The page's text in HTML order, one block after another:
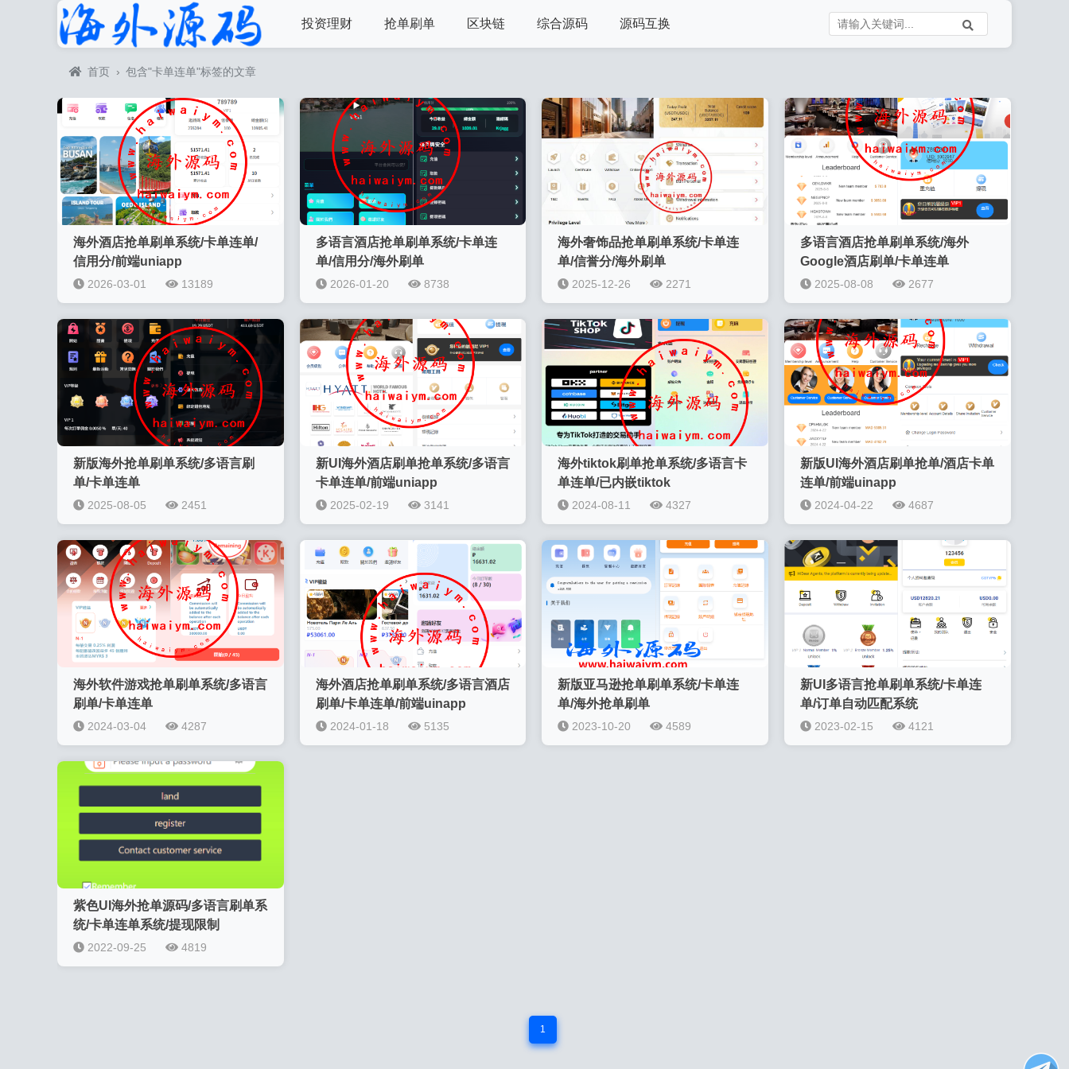
投资理财 抢单刷单 区块链 综合源码 源码互换
首页 › 包含"卡单连单"标签的文章
海外酒店抢单刷单系统/卡单连单/
信用分/前端uniapp
2026-03-01 13189
多语言酒店抢单刷单系统/卡单连
单/信用分/海外刷单
2026-01-20 8738
海外奢饰品抢单刷单系统/卡单连
单/信誉分/海外刷单
2025-12-26 2271
多语言酒店抢单刷单系统/海外
Google酒店刷单/卡单连单
2025-08-08 2677
新版海外抢单刷单系统/多语言刷
单/卡单连单
2025-08-05 2451
新UI海外酒店刷单抢单系统/多语言
卡单连单/前端uniapp
2025-02-19 3141
海外tiktok刷单抢单系统/多语言卡
单连单/已内嵌tiktok
2024-08-11 4327
新版UI海外酒店刷单抢单/酒店卡单
连单/前端uinapp
2024-04-22 4687
海外软件游戏抢单刷单系统/多语言
刷单/卡单连单
2024-03-04 4287
海外酒店抢单刷单系统/多语言酒店
刷单/卡单连单/前端uinapp
2024-01-18 5135
新版亚马逊抢单刷单系统/卡单连
单/海外抢单刷单
2023-10-20 4589
新UI多语言抢单刷单系统/卡单连
单/订单自动匹配系统
2023-02-15 4121
紫色UI海外抢单源码/多语言刷单系
统/卡单连单系统/提现限制
2022-09-25 4819
1